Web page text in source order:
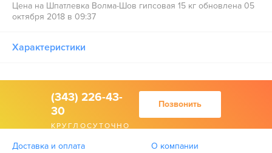
Цена на Шпатлевка Волма-Шов гипсовая 15 кг обновлена 05
октября 2018 в 09:37
Характеристики
(343) 226-43-
30
КРУГЛОСУТОЧНО
Позвонить
Доставка и оплата О компании